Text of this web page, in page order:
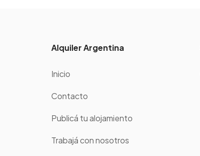
Alquiler Argentina
Inicio
Contacto
Publicá tu alojamiento
Trabajá con nosotros